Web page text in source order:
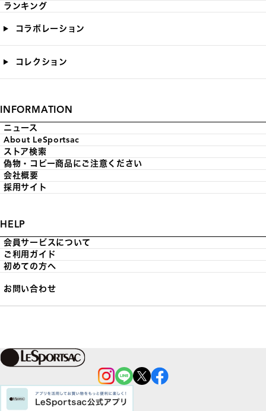
ランキング
コラボレーション
コレクション
INFORMATION
ニュース
About LeSportsac
ストア検索
偽物・コピー商品にご注意ください
会社概要
採用サイト
HELP
会員サービスについて
ご利用ガイド
初めての方へ
お問い合わせ